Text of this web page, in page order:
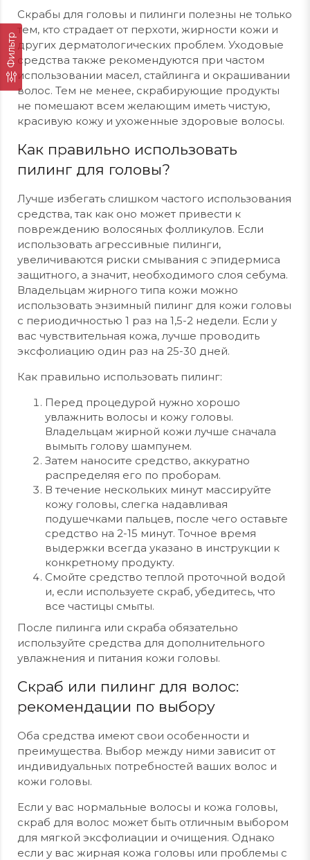
Фильтр
Скрабы для головы и пилинги полезны не только
тем, кто страдает от перхоти, жирности кожи и
других дерматологических проблем. Уходовые
средства также рекомендуются при частом
использовании масел, стайлинга и окрашивании
волос. Тем не менее, скрабирующие продукты
не помешают всем желающим иметь чистую,
красивую кожу и ухоженные здоровые волосы.
Как правильно использовать
пилинг для головы?
Лучше избегать слишком частого использования
средства, так как оно может привести к
повреждению волосяных фолликулов. Если
использовать агрессивные пилинги,
увеличиваются риски смывания с эпидермиса
защитного, а значит, необходимого слоя себума.
Владельцам жирного типа кожи можно
использовать энзимный пилинг для кожи головы
с периодичностью 1 раз на 1,5-2 недели. Если у
вас чувствительная кожа, лучше проводить
эксфолиацию один раз на 25-30 дней.
Как правильно использовать пилинг:
Перед процедурой нужно хорошо
увлажнить волосы и кожу головы.
Владельцам жирной кожи лучше сначала
вымыть голову шампунем.
Затем наносите средство, аккуратно
распределяя его по проборам.
В течение нескольких минут массируйте
кожу головы, слегка надавливая
подушечками пальцев, после чего оставьте
средство на 2-15 минут. Точное время
выдержки всегда указано в инструкции к
конкретному продукту.
Смойте средство теплой проточной водой
и, если используете скраб, убедитесь, что
все частицы смыты.
После пилинга или скраба обязательно
используйте средства для дополнительного
увлажнения и питания кожи головы.
Скраб или пилинг для волос:
рекомендации по выбору
Оба средства имеют свои особенности и
преимущества. Выбор между ними зависит от
индивидуальных потребностей ваших волос и
кожи головы.
Если у вас нормальные волосы и кожа головы,
скраб для волос может быть отличным выбором
для мягкой эксфолиации и очищения. Однако
если у вас жирная кожа головы или проблемы с